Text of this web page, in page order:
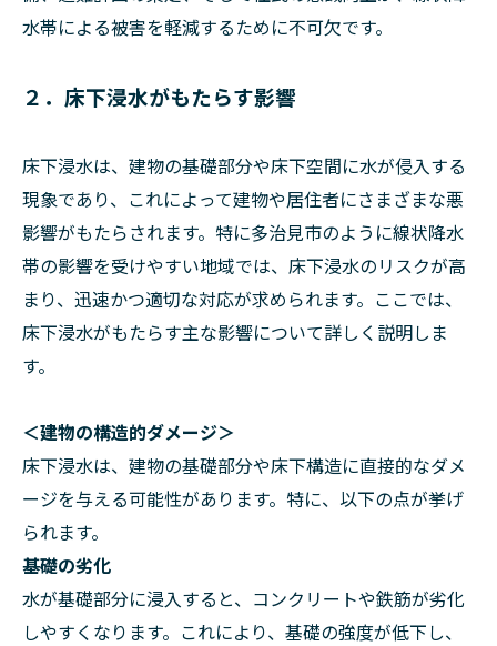
水帯による被害を軽減するために不可欠です。
２．床下浸水がもたらす影響
床下浸水は、建物の基礎部分や床下空間に水が侵入する
現象であり、これによって建物や居住者にさまざまな悪
影響がもたらされます。特に多治見市のように線状降水
帯の影響を受けやすい地域では、床下浸水のリスクが高
まり、迅速かつ適切な対応が求められます。ここでは、
床下浸水がもたらす主な影響について詳しく説明しま
す。
＜建物の構造的ダメージ＞
床下浸水は、建物の基礎部分や床下構造に直接的なダメ
ージを与える可能性があります。特に、以下の点が挙げ
られます。
基礎の劣化
水が基礎部分に浸入すると、コンクリートや鉄筋が劣化
しやすくなります。これにより、基礎の強度が低下し、